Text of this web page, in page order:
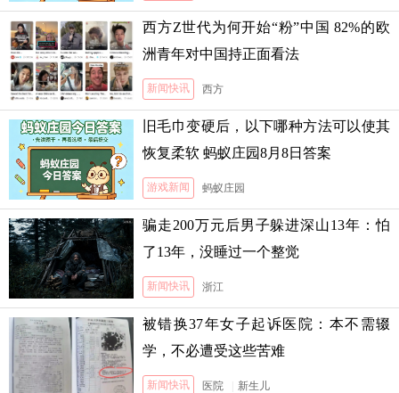
西方Z世代为何开始“粉”中国 82%的欧
洲青年对中国持正面看法
新闻快讯 西方
旧毛巾变硬后，以下哪种方法可以使其
恢复柔软 蚂蚁庄园8月8日答案
游戏新闻 蚂蚁庄园
骗走200万元后男子躲进深山13年：怕
了13年，没睡过一个整觉
新闻快讯 浙江
被错换37年女子起诉医院：本不需辍
学，不必遭受这些苦难
新闻快讯 医院 新生儿